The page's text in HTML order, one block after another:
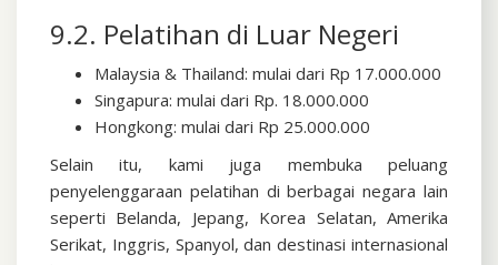
9.2. Pelatihan di Luar Negeri
Malaysia & Thailand: mulai dari Rp 17.000.000
Singapura: mulai dari Rp. 18.000.000
Hongkong: mulai dari Rp 25.000.000
Selain itu, kami juga membuka peluang
penyelenggaraan pelatihan di berbagai negara lain
seperti Belanda, Jepang, Korea Selatan, Amerika
Serikat, Inggris, Spanyol, dan destinasi internasional